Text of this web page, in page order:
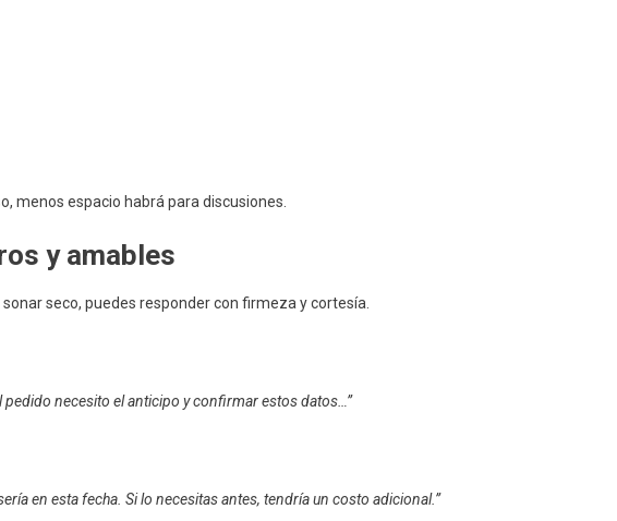
menos espacio habrá para discusiones.
y amables
seco, puedes responder con firmeza y cortesía.
pedido necesito el anticipo y confirmar estos datos…”
en esta fecha. Si lo necesitas antes, tendría un costo adicional.”